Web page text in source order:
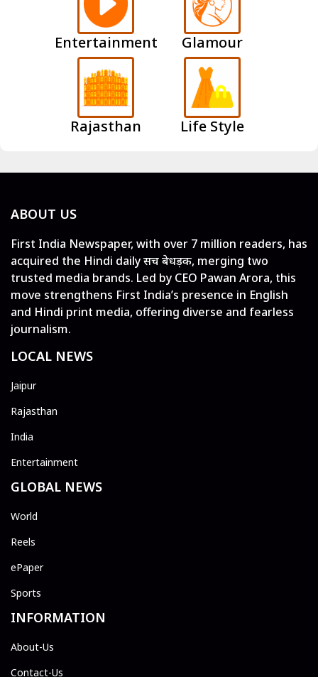
Entertainment Glamour
Rajasthan Life Style
ABOUT US
First India Newspaper, with over 7 million readers, has
acquired the Hindi daily सच बेधड़क, merging two
trusted media brands. Led by CEO Pawan Arora, this
move strengthens First India’s presence in English
and Hindi print media, offering diverse and fearless
journalism.
LOCAL NEWS
Jaipur
Rajasthan
India
Entertainment
GLOBAL NEWS
World
Reels
ePaper
Sports
INFORMATION
About-Us
Contact-Us